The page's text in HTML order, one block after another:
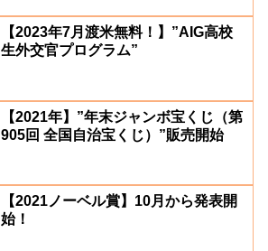
【2023年7月渡米無料！】”AIG高校
生外交官プログラム”
【2021年】”年末ジャンボ宝くじ（第
905回 全国自治宝くじ）”販売開始
【2021ノーベル賞】10月から発表開
始！